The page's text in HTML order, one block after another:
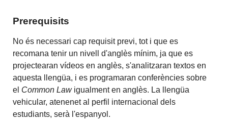
Prerequisits
No és necessari cap requisit previ, tot i que es
recomana tenir un nivell d'anglès mínim, ja que es
projectearan vídeos en anglès, s'analitzaran textos en
aquesta llengüa, i es programaran conferències sobre
el Common Lawigualment en anglès. La llengüa
vehicular, atenenet al perfil internacional dels
estudiants, serà l'espanyol.